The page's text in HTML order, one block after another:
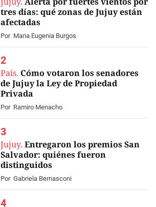
tres días: qué zonas de Jujuy están
afectadas
Por Maria Eugenia Burgos
País. Cómo votaron los senadores
de Jujuy la Ley de Propiedad
Privada
Por Ramiro Menacho
Jujuy. Entregaron los premios San
Salvador: quiénes fueron
distinguidos
Por Gabriela Bernasconi